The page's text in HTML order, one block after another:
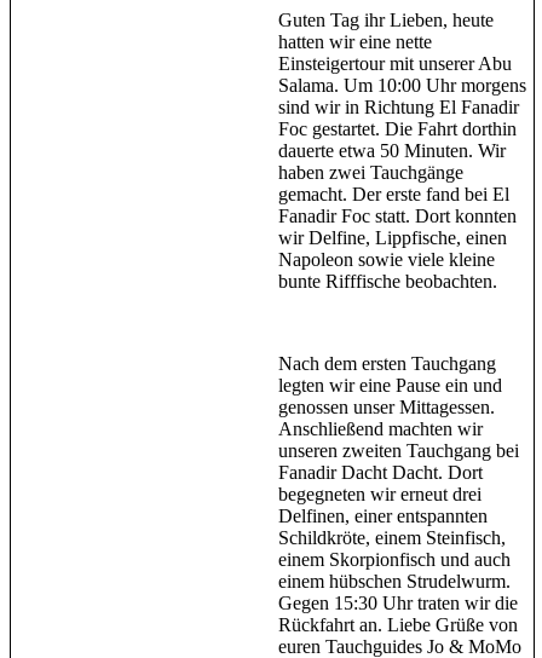
Guten Tag ihr Lieben, heute
hatten wir eine nette
Einsteigertour mit unserer Abu
Salama. Um 10:00 Uhr morgens
sind wir in Richtung El Fanadir
Foc gestartet. Die Fahrt dorthin
dauerte etwa 50 Minuten. Wir
haben zwei Tauchgänge
gemacht. Der erste fand bei El
Fanadir Foc statt. Dort konnten
wir Delfine, Lippfische, einen
Napoleon sowie viele kleine
bunte Rifffische beobachten.
Nach dem ersten Tauchgang
legten wir eine Pause ein und
genossen unser Mittagessen.
Anschließend machten wir
unseren zweiten Tauchgang bei
Fanadir Dacht Dacht. Dort
begegneten wir erneut drei
Delfinen, einer entspannten
Schildkröte, einem Steinfisch,
einem Skorpionfisch und auch
einem hübschen Strudelwurm.
Gegen 15:30 Uhr traten wir die
Rückfahrt an. Liebe Grüße von
euren Tauchguides Jo & MoMo